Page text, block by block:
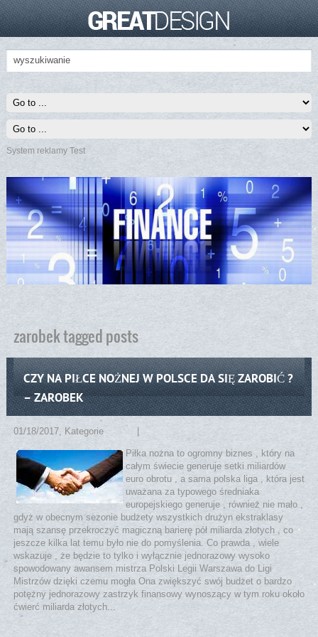
System reklamy Test
zarobek tagged posts
CZY NA PIŁCE NOŻNEJ W POLSCE DA SIĘ ZAROBIĆ ?
– ZAROBEK
01/18/2017, Kategorie Teoria No comments
Piłka nożna to ogromny biznes , który na
całym świecie generuje setki miliardów
euro obrotu , a sama polska liga , która jest
uważana za typowego średniaka
europejskiego generuje , również nie mało ,
gdyż w obecnym sezonie budżety wszystkich drużyn ekstraklasy
mają szansę przekroczyć magiczną barierę pół miliarda złotych , co
jeszcze kilka lat temu było nie do pomyślenia. Co prawda , wiele
wskazuje , że będzie to tylko i wyłącznie jednorazowy wysoko
spowodowany awansem mistrza Polski Legii Warszawa do Ligi
Mistrzów dzięki czemu mogła Ona zwiększyć swój budżet o bardzo
potężny jednorazowy zastrzyk finansowy wynoszący w tym roku około
ćwierć miliarda złotych...